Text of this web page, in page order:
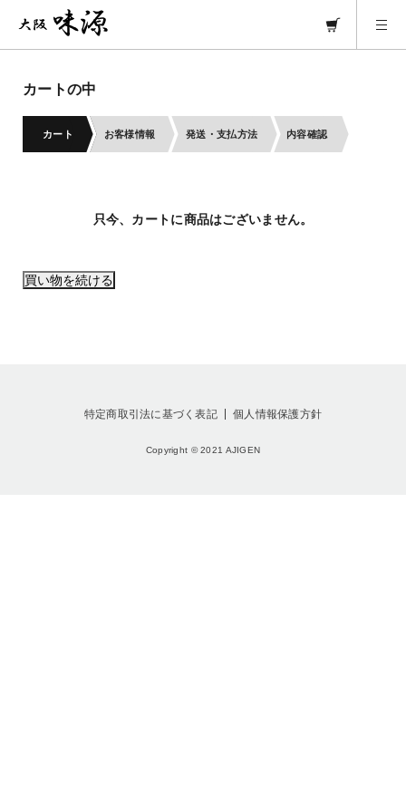
カートの中
カート お客様情報 発送・支払方法 内容確認
只今、カートに商品はございません。
特定商取引法に基づく表記 個人情報保護方針
Copyright © 2021 AJIGEN